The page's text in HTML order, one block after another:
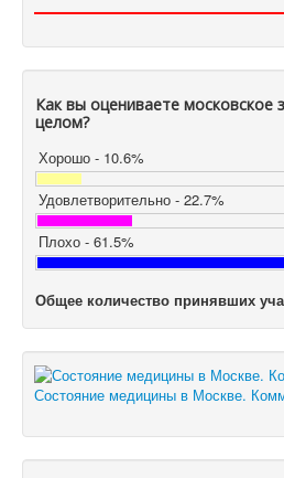
Как вы оцениваете московское
целом?
Хорошо - 10.6%
Удовлетворительно - 22.7%
Плохо - 61.5%
Общее количество принявших
Состояние медицины в Москве.